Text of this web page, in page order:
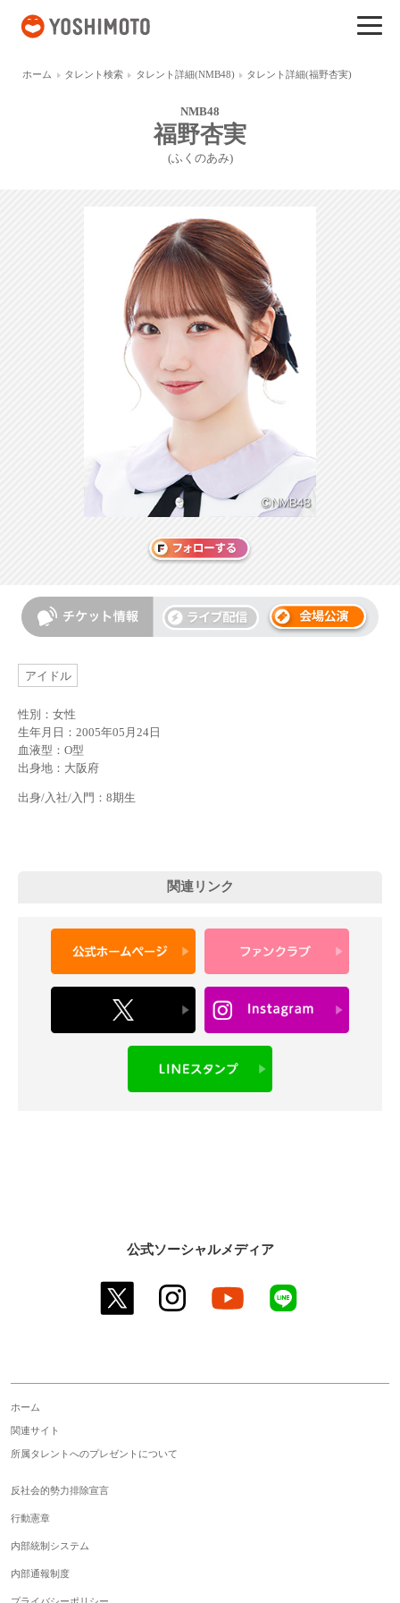
ホーム タレント検索 タレント詳細(NMB48) タレント詳細(福野杏実)
NMB48
福野杏実
(ふくのあみ)
アイドル
性別：女性
生年月日：2005年05月24日
血液型：O型
出身地：大阪府
出身/入社/入門：8期生
関連リンク
公式ソーシャルメディア
twitter instagram youtube
ホーム
関連サイト
所属タレントへのプレゼントについて
反社会的勢力排除宣言
行動憲章
内部統制システム
内部通報制度